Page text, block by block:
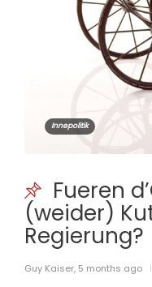
Innepolitik
Fueren
(weider)
Regierung?
Guy Kaiser, 5 months ago